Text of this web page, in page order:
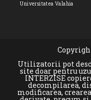
Universitatea Valahia
Utilizatorii pot
site doar pentru
INTERZISE
decompilarea,
modificarea,